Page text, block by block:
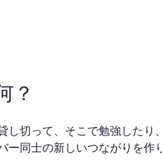
？
し切って、そこで勉強したり
同士の新しいつながりを作